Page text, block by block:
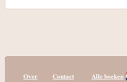
Over Contact Alle boeken